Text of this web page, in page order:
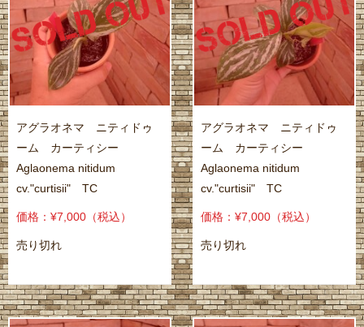
アグラオネマ ニティドゥ
ーム カーティシー
Aglaonema nitidum
cv."curtisii" TC
価格：¥7,000 （税込）
売り切れ
アグラオネマ ニティドゥ
ーム カーティシー
Aglaonema nitidum
cv."curtisii" TC
価格：¥7,000 （税込）
売り切れ